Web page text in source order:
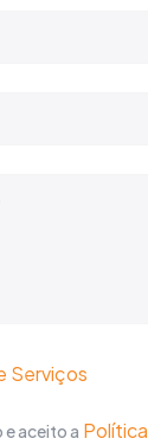
Serviços
aceito a Política